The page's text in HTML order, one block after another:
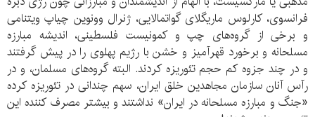
فرانسوی، کارلوس ماریگلای گواتمالایی، ژنرال وونوین چیاپ ویتنامی
و برخی از گروه‌های چپ و کمونیست فلسطینی، اندیشه مبارزه
مسلحانه و برخورد قهرآمیز و خشن با رژیم پهلوی را در پیش گرفتند
و در چند جزوه کم حجم تئوریزه کردند. البته گروه‌های مسلمان، و در
رآس آنان سازمان مجاهدین خلق ایران، سهم چندانی در تئوریزه کرده
«جنگ و مبارزه مسلحانه در ایران» نداشتند و بیشتر مصرف کننده این